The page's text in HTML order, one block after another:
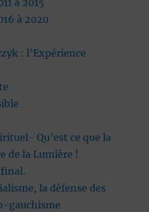
à 2015
à 2020
: l’Expérience
Qu’est ce que la
de la Lumière !
final.
la défense des
gauchisme